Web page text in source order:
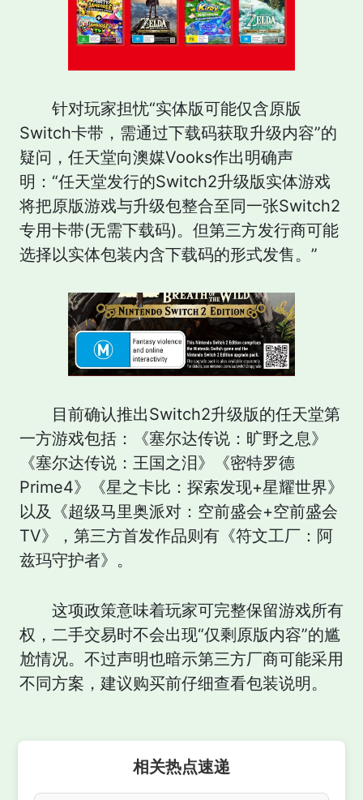
针对玩家担忧“实体版可能仅含原版
Switch卡带，需通过下载码获取升级内容”的
疑问，任天堂向澳媒Vooks作出明确声
明：“任天堂发行的Switch2升级版实体游戏
将把原版游戏与升级包整合至同一张Switch2
专用卡带(无需下载码)。但第三方发行商可能
选择以实体包装内含下载码的形式发售。”
目前确认推出Switch2升级版的任天堂第
一方游戏包括：《塞尔达传说：旷野之息》
《塞尔达传说：王国之泪》《密特罗德
Prime4》《星之卡比：探索发现+星耀世界》
以及《超级马里奥派对：空前盛会+空前盛会
TV》，第三方首发作品则有《符文工厂：阿
兹玛守护者》。
这项政策意味着玩家可完整保留游戏所有
权，二手交易时不会出现“仅剩原版内容”的尴
尬情况。不过声明也暗示第三方厂商可能采用
不同方案，建议购买前仔细查看包装说明。
相关热点速递